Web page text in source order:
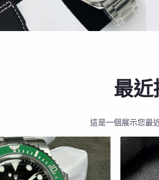
最近
這是一個展示您最